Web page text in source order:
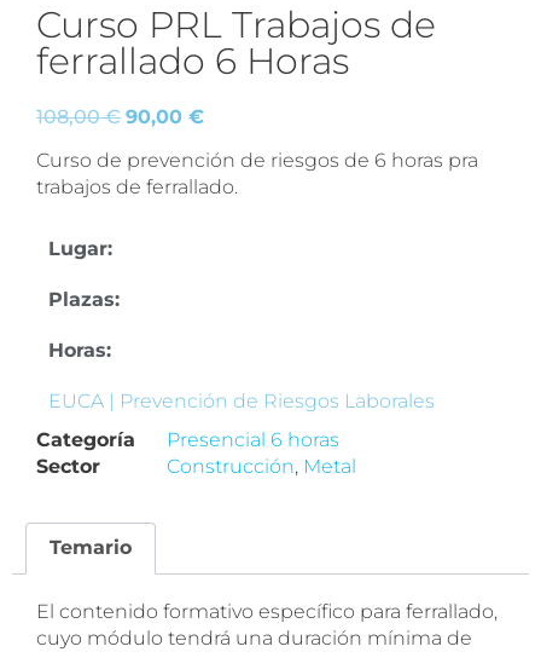
Curso PRL Trabajos de
ferrallado 6 Horas
108,00€ 90,00 €
Curso de prevención de riesgos de 6 horas pra
trabajos de ferrallado.
Lugar:
Plazas:
Horas:
EUCA | Prevención de Riesgos Laborales
Categoría
Presencial 6 horas
Sector
Construcción, Metal
Temario
El contenido formativo específico para ferrallado,
cuyo módulo tendrá una duración mínima de